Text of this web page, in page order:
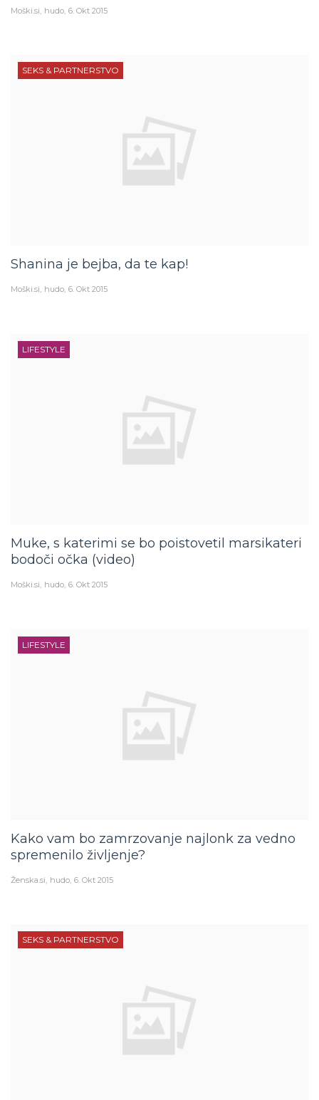
Moški.si hudo 6. Okt 2015
SEKS & PARTNERSTVO
Shanina je bejba, da te kap!
Moški.si hudo 6. Okt 2015
LIFESTYLE
Muke, s katerimi se bo poistovetil marsikateri
bodoči očka (video)
Moški.si hudo 6. Okt 2015
LIFESTYLE
Kako vam bo zamrzovanje najlonk za vedno
spremenilo življenje?
Ženska.si hudo 6. Okt 2015
SEKS & PARTNERSTVO